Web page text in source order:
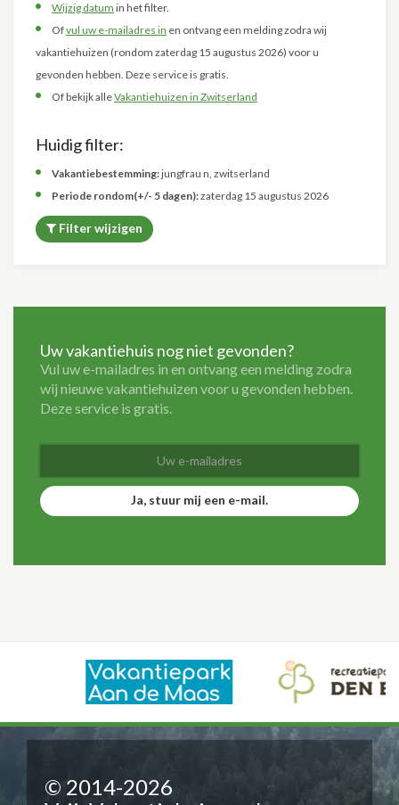
Wijzig datum in het filter.
Ofvul uw e-mailadres in en ontvang een melding zodra wij
vakantiehuizen (rondom zaterdag 15 augustus 2026) voor u
gevonden hebben. Deze service is gratis.
Of bekijk alleVakantiehuizen in Zwitserland
Huidig filter:
Vakantiebestemming:jungfrau n, zwitserland
Periode rondom(+/- 5 dagen):zaterdag 15 augustus 2026
Filter wijzigen
Uw vakantiehuis nog niet gevonden?
Vul uw e-mailadres in en ontvang een melding zodra
wij nieuwe vakantiehuizen voor u gevonden hebben.
Deze service is gratis.
Ja, stuur mij een e-mail.
© 2014-2026